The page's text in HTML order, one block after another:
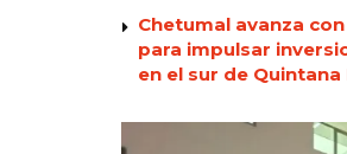
Chetumal avanza
para impulsar
en el sur de Quintana